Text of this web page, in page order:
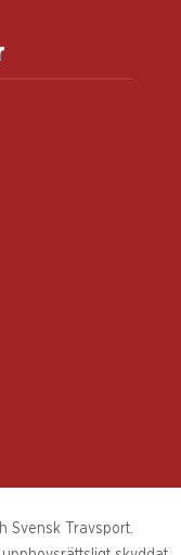
Svensk Travsport.